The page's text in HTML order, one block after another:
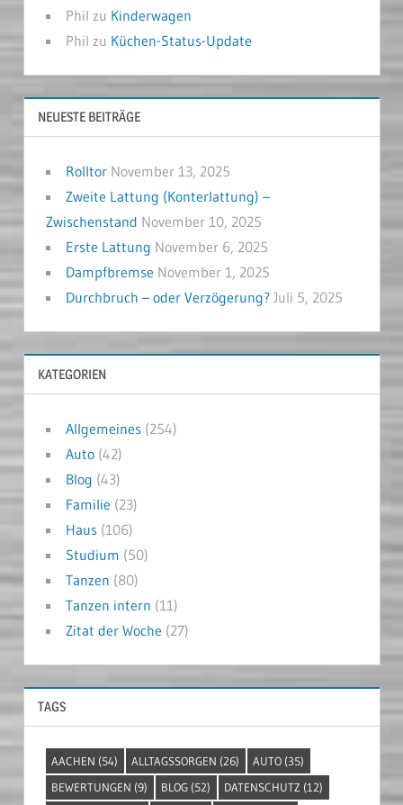
Phil zu Kinderwagen
Phil zu Küchen-Status-Update
NEUESTE BEITRÄGE
Rolltor November 13, 2025
Zweite Lattung (Konterlattung) –
Zwischenstand November 10, 2025
Erste Lattung November 6, 2025
Dampfbremse November 1, 2025
Durchbruch – oder Verzögerung? Juli 5, 2025
KATEGORIEN
Allgemeines(254)
Auto(42)
Blog (43)
Familie (23)
Haus(106)
Studium (50)
Tanzen (80)
Tanzen intern (11)
Zitat der Woche (27)
TAGS
AACHEN (54) ALLTAGSSORGEN (26) AUTO (35)
BEWERTUNGEN (9) BLOG (52) DATENSCHUTZ (12)